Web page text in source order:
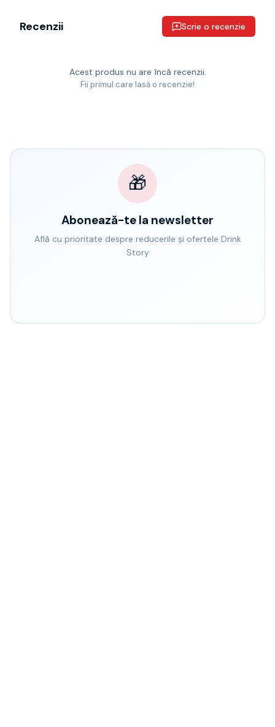
Recenzii Scrie o recenzie
Acest produs nu are încă recenzii.
Fii primul care lasă o recenzie!
🎁
Abonează-te la newsletter
Află cu prioritate despre reducerile și ofertele Drink
Story